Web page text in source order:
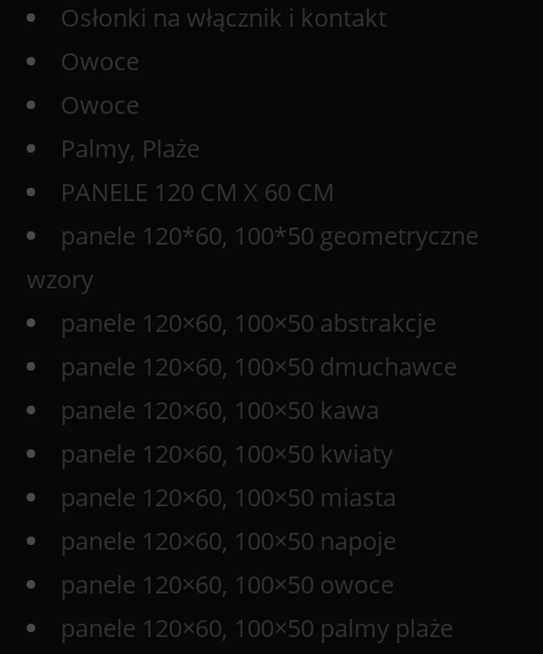
Osłonki na włącznik i kontakt
Owoce
Owoce
Palmy, Plaże
PANELE 120 CM X 60 CM
panele 120*60, 100*50 geometryczne
wzory
panele 120×60, 100×50 abstrakcje
panele 120×60, 100×50 dmuchawce
panele 120×60, 100×50 kawa
panele 120×60, 100×50 kwiaty
panele 120×60, 100×50 miasta
panele 120×60, 100×50 napoje
panele 120×60, 100×50 owoce
panele 120×60, 100×50 palmy plaże